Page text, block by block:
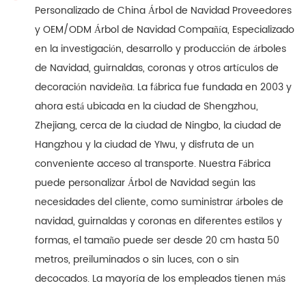
Personalizado de China Árbol de Navidad Proveedores
yOEM/ODM Árbol de Navidad Compañía, Especializado
en la investigación, desarrollo y producción de árboles
de Navidad, guirnaldas, coronas y otros artículos de
decoración navideña. La fábrica fue fundada en 2003 y
ahora está ubicada en la ciudad de Shengzhou,
Zhejiang, cerca de la ciudad de Ningbo, la ciudad de
Hangzhou y la ciudad de YIwu, y disfruta de un
conveniente acceso al transporte. Nuestra Fábrica
puede personalizar Árbol de Navidad según las
necesidades del cliente, como suministrar árboles de
navidad, guirnaldas y coronas en diferentes estilos y
formas, el tamaño puede ser desde 20 cm hasta 50
metros, preiluminados o sin luces, con o sin
decocados. La mayoría de los empleados tienen más